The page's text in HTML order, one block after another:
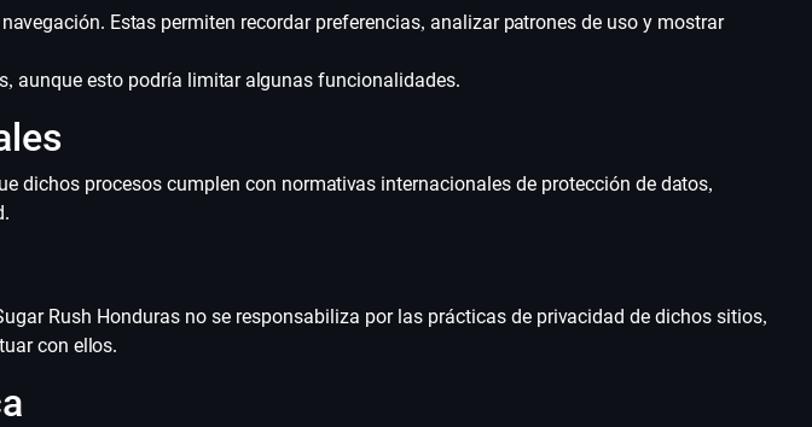
Estas permiten recordar preferencias, analizar patrones de uso y mostrar
aunque esto podría limitar algunas funcionalidades.
dichos procesos cumplen con normativas internacionales de protección de datos,
Rush Honduras no se responsabiliza por las prácticas de privacidad de dichos sitios,
con ellos.